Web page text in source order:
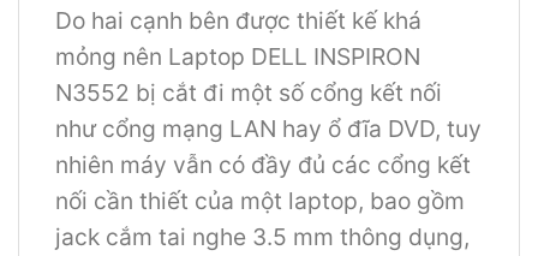
Do hai cạnh bên được thiết kế khá
mỏng nên Laptop DELL INSPIRON
N3552 bị cắt đi một số cổng kết nối
như cổng mạng LAN hay ổ đĩa DVD, tuy
nhiên máy vẫn có đầy đủ các cổng kết
nối cần thiết của một laptop, bao gồm
jack cắm tai nghe 3.5 mm thông dụng,